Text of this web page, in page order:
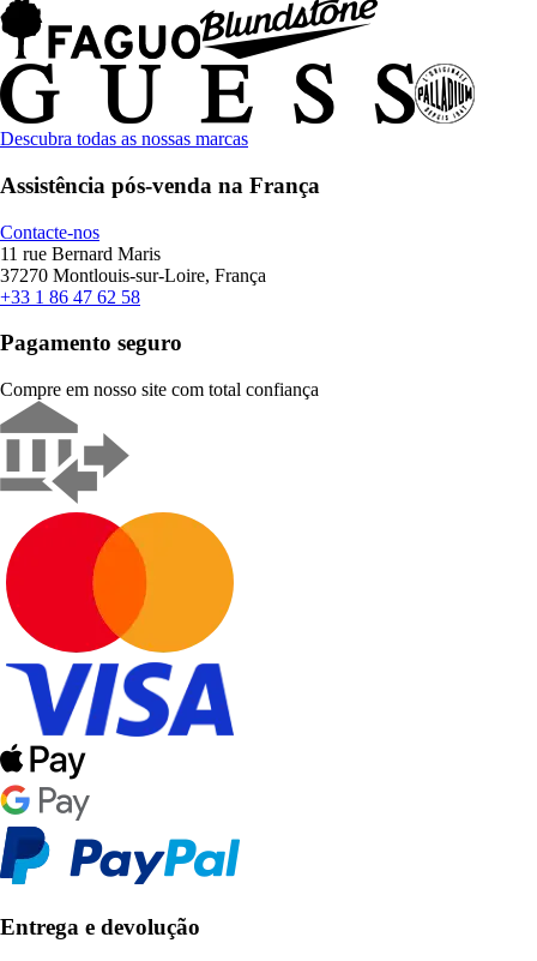
Descubra todas as nossas marcas
Assistência pós-venda na França
Contacte-nos
11 rue Bernard Maris
37270 Montlouis-sur-Loire, França
+33 1 86 47 62 58
Pagamento seguro
Compre em nosso site com total confiança
Entrega e devolução